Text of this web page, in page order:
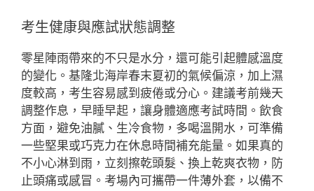
考生健康與應試狀態調整
零星陣雨帶來的不只是水分，還可能引起體感溫度
的變化。基隆北海岸春末夏初的氣候偏涼，加上濕
度較高，考生容易感到疲倦或分心。建議考前幾天
調整作息，早睡早起，讓身體適應考試時間。飲食
方面，避免油膩、生冷食物，多喝溫開水，可準備
一些堅果或巧克力在休息時間補充能量。如果真的
不小心淋到雨，立刻擦乾頭髮、換上乾爽衣物，防
止頭痛或感冒。考場內可攜帶一件薄外套，以備不